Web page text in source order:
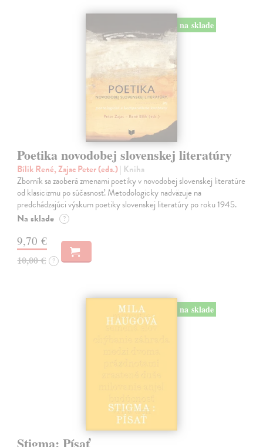
na sklade
Poetika novodobej slovenskej literatúry
Bílik René, Zajac Peter (eds.)| Kniha
Zborník sa zaoberá zmenami poetiky v novodobej slovenskej literatúre
od klasicizmu po súčasnosť. Metodologicky nadväzuje na
predchádzajúci výskum poetiky slovenskej literatúry po roku 1945.
Na sklade ?
9,70 €
10,00 € ?
na sklade
Stigma: Písať